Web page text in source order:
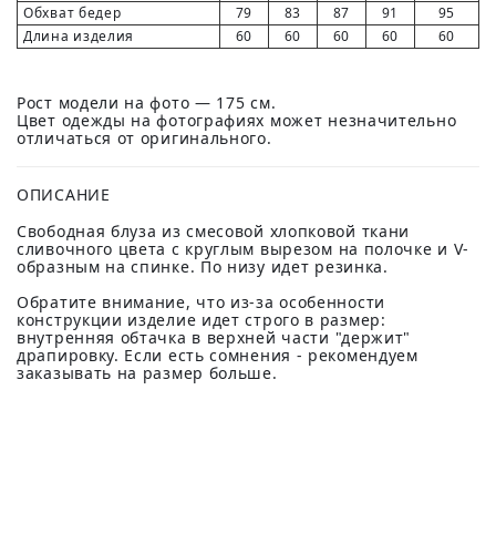
Обхват бедер
79 83 87 91
95
Длина изделия
60 60 60 60 60
Рост модели на фото — 175 см.
Цвет одежды на фотографиях может незначительно
отличаться от оригинального.
ОПИСАНИЕ
Свободная блуза из смесовой хлопковой ткани
сливочного цвета с круглым вырезом на полочке и V-
образным на спинке. По низу идет резинка.
Обратите внимание, что из-за особенности
конструкции изделие идет строго в размер:
внутренняя обтачка в верхней части "держит"
драпировку. Если есть сомнения - рекомендуем
заказывать на размер больше.